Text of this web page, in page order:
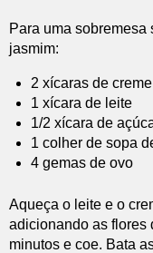
Para uma sobremesa
jasmim:
2 xícaras de
1 xícara de leite
1/2 xícara de
1 colher de sopa
4 gemas de ovo
Aqueça o leite e o
adicionando as flores
minutos e coe. Bata